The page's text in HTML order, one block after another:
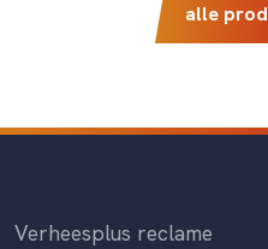
alle
Verheesplus reclame